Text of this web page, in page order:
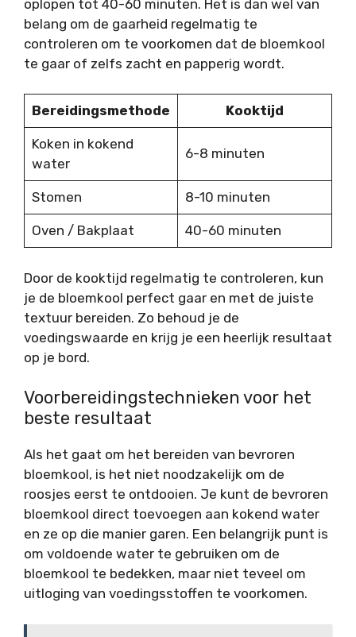
oplopen tot 40-60 minuten. Het is dan wel van
belang om de gaarheid regelmatig te
controleren om te voorkomen dat de bloemkool
te gaar of zelfs zacht en papperig wordt.
Bereidingsmethode Kooktijd
Koken in kokend
water
6-8 minuten
Stomen 8-10 minuten
Oven / Bakplaat 40-60 minuten
Door de kooktijd regelmatig te controleren, kun
je de bloemkool perfect gaar en met de juiste
textuur bereiden. Zo behoud je de
voedingswaarde en krijg je een heerlijk resultaat
op je bord.
Voorbereidingstechnieken voor het
beste resultaat
Als het gaat om het bereiden van bevroren
bloemkool, is het niet noodzakelijk om de
roosjes eerst te ontdooien. Je kunt de bevroren
bloemkool direct toevoegen aan kokend water
en ze op die manier garen. Een belangrijk punt is
om voldoende water te gebruiken om de
bloemkool te bedekken, maar niet teveel om
uitloging van voedingsstoffen te voorkomen.